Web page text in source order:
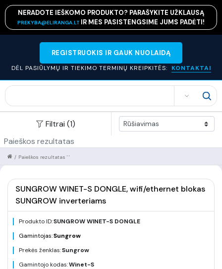
NERADOTE IEŠKOMO PRODUKTO? PARAŠYKITE UŽKLAUSĄ
PREKYBA@ELIRANGA.LT IR MES PASISTENGSIME JUMS PADĖTI!
REGISTRUOKIS IR GAUK NUOLAIDĄ
DĖL PASIŪLYMŲ IR TIEKIMO TERMINŲ KREIPKITĖS: KONTAKTAI
SEARCH
Filtrai (1)
Paieškos rezultatas
Paieškos rezultatas ' '
/
SUNGROW WINET-S DONGLE, wifi/ethernet blokas
SUNGROW inverteriams
Produkto ID:SUNGROW WINET-S DONGLE
Gamintojas:Sungrow
Prekės ženklas:Sungrow
Gamintojo kodas:Winet-S